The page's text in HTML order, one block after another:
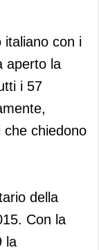
italiano con i
aperto la
i 57
che chiedono
della
Con la
la